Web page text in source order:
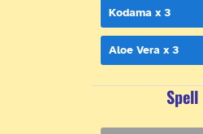
Kodama x 3
Aloe Vera x 3
Spell